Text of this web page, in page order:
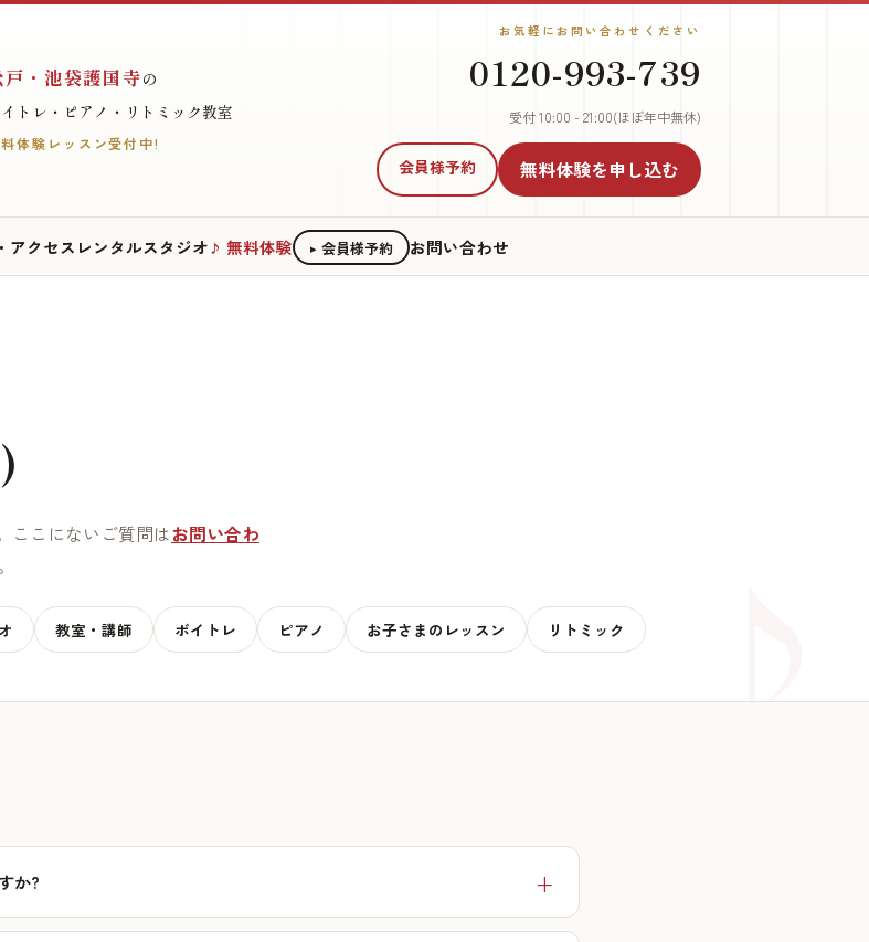
戸・池袋護国寺の
トレ・ピアノ・リトミック教室
体験レッスン受付中!
お気軽にお問い合わせください
0120-993-739
受付 10:00 - 21:00(ほぼ年中無休)
会員様予約 無料体験を申し込む
アクセス レンタルスタジオ 無料体験 会員様予約 お問い合わせ
ここにないご質問はお問い合わ
教室・講師 ボイトレ ピアノ お子さまのレッスン リトミック
か?